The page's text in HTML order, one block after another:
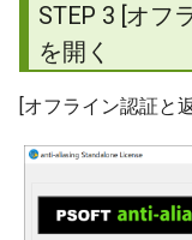
STEP 3 [オフ
を開く
[オフライン認証と